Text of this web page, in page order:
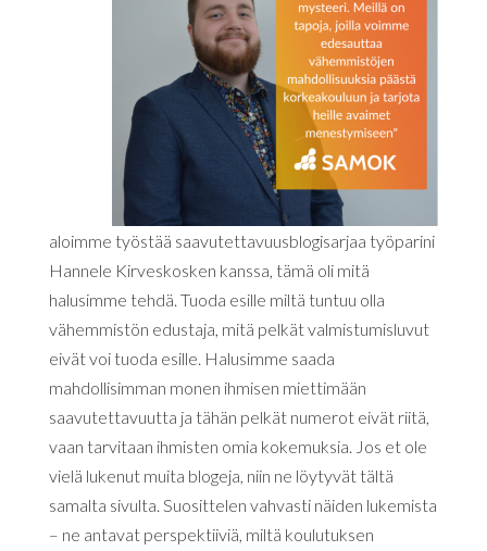
aloimme työstää saavutettavuusblogisarjaa työparini
Hannele Kirveskosken kanssa, tämä oli mitä
halusimme tehdä. Tuoda esille miltä tuntuu olla
vähemmistön edustaja, mitä pelkät valmistumisluvut
eivät voi tuoda esille. Halusimme saada
mahdollisimman monen ihmisen miettimään
saavutettavuutta ja tähän pelkät numerot eivät riitä,
vaan tarvitaan ihmisten omia kokemuksia. Jos et ole
vielä lukenut muita blogeja, niin ne löytyvät tältä
samalta sivulta. Suosittelen vahvasti näiden lukemista
– ne antavat perspektiiviä, miltä koulutuksen